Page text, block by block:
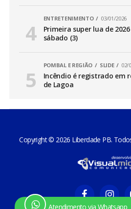
ENTRETENIMENTO 03/01/2026
Primeira super lua de
sábado (3)
POMBAL E REGIÃO SLIDE 02/
Incêndio é registrado em
de Lagoa
Atendimento via Whatsapp
Copyright © 2026 Liberdade PB.